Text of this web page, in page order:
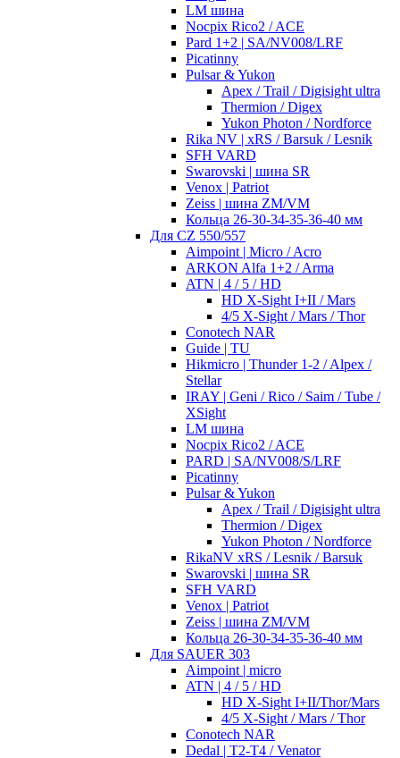
LM шина
Nocpix Rico2 / ACE
Pard 1+2 | SA/NV008/LRF
Picatinny
Pulsar & Yukon
Apex / Trail / Digisight ultra
Thermion / Digex
Yukon Photon / Nordforce
Rika NV | xRS / Barsuk / Lesnik
SFH VARD
Swarovski | шина SR
Venox | Patriot
Zeiss | шина ZM/VM
Кольца 26-30-34-35-36-40 мм
Для CZ 550/557
Aimpoint | Micro / Acro
ARKON Alfa 1+2 / Arma
ATN | 4 / 5 / HD
HD X-Sight I+II / Mars
4/5 X-Sight / Mars / Thor
Conotech NAR
Guide | TU
Hikmicro | Thunder 1-2 / Alpex /
Stellar
IRAY | Geni / Rico / Saim / Tube /
XSight
LM шина
Nocpix Rico2 / ACE
PARD | SA/NV008/S/LRF
Picatinny
Pulsar & Yukon
Apex / Trail / Digisight ultra
Thermion / Digex
Yukon Photon / Nordforce
RikaNV xRS / Lesnik / Barsuk
Swarovski | шина SR
SFH VARD
Venox | Patriot
Zeiss | шина ZM/VM
Кольца 26-30-34-35-36-40 мм
Для SAUER 303
Aimpoint | micro
ATN | 4 / 5 / HD
HD X-Sight I+II/Thor/Mars
4/5 X-Sight / Mars / Thor
Conotech NAR
Dedal | T2-T4 / Venator